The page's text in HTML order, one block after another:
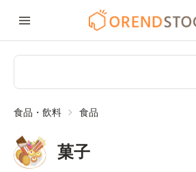
食品・飲料 食品
菓子